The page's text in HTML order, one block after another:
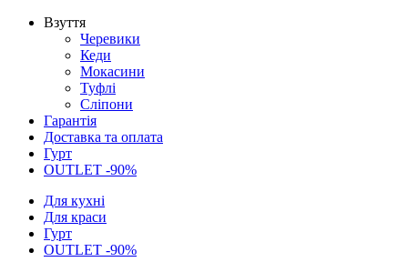
Взуття
Черевики
Кеди
Мокасини
Туфлі
Сліпони
Гарантія
Доставка та оплата
Гурт
OUTLET -90%
Для кухні
Для краси
Гурт
OUTLET -90%